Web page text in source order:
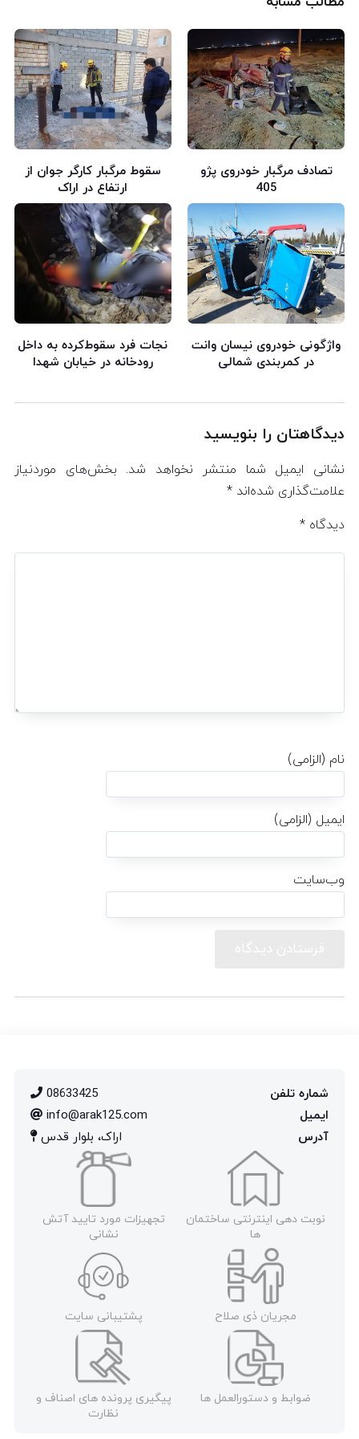
تصادف مرگبار خودروی پژو
405
سقوط مرگبار کارگر جوان از
ارتفاع در اراک
واژگونی خودروی نیسان وانت
در کمربندی شمالی
نجات فرد سقوط‌کرده به داخل
رودخانه در خیابان شهدا
دیدگاهتان را بنویسید
نشانی ایمیل شما منتشر نخواهد شد. بخش‌های موردنیاز
علامت‌گذاری شده‌اند *
دیدگاه *
نام (الزامی)
ایمیل (الزامی)
وب‌سایت
شماره تلفن
08633425
ایمیل
info@arak125.com
آدرس
اراک، بلوار قدس
نوبت دهی اینترنتی ساختمان
ها
تجهیزات مورد تایید آتش
نشانی
مجریان ذی صلاح پشتیبانی سایت
ضوابط و دستورالعمل ها
پیگیری پرونده های اصناف و
نظارت